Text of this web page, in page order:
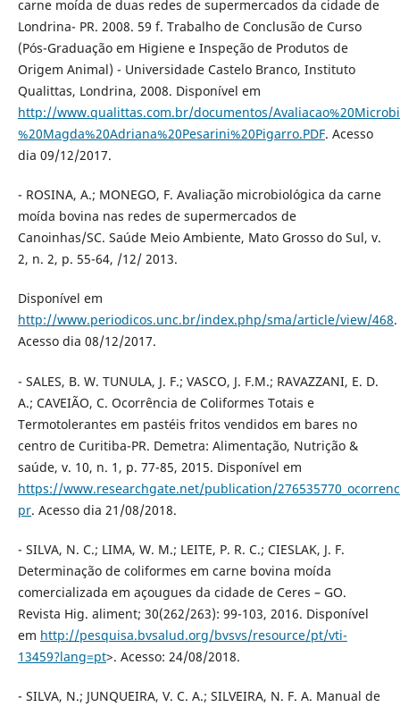
carne moída de duas redes de supermercados da cidade de
Londrina- PR. 2008. 59 f. Trabalho de Conclusão de Curso
(Pós-Graduação em Higiene e Inspeção de Produtos de
Origem Animal) - Universidade Castelo Branco, Instituto
Qualittas, Londrina, 2008. Disponível em
http://www.qualittas.com.br/documentos/
%20Magda%20Adriana%20Pesarini%20Pigarro.PDF. Acesso
dia 09/12/2017.
- ROSINA, A.; MONEGO, F. Avaliação microbiológica da carne
moída bovina nas redes de supermercados de
Canoinhas/SC. Saúde Meio Ambiente, Mato Grosso do Sul, v.
2, n. 2, p. 55-64, /12/ 2013.
Disponível em
http://www.periodicos.unc.br/index.php/sma/article/view/468.
Acesso dia 08/12/2017.
- SALES, B. W. TUNULA, J. F.; VASCO, J. F.M.; RAVAZZANI, E. D.
A.; CAVEIÃO, C. Ocorrência de Coliformes Totais e
Termotolerantes em pastéis fritos vendidos em bares no
centro de Curitiba-PR. Demetra: Alimentação, Nutrição &
saúde, v. 10, n. 1, p. 77-85, 2015. Disponível em
https://www.researchgate.net/publication/
pr. Acesso dia 21/08/2018.
- SILVA, N. C.; LIMA, W. M.; LEITE, P. R. C.; CIESLAK, J. F.
Determinação de coliformes em carne bovina moída
comercializada em açougues da cidade de Ceres – GO.
Revista Hig. aliment; 30(262/263): 99-103, 2016. Disponível
em http://pesquisa.bvsalud.org/bvsvs/resource/pt/vti-
13459?lang=pt>. Acesso: 24/08/2018.
- SILVA, N.; JUNQUEIRA, V. C. A.; SILVEIRA, N. F. A. Manual de